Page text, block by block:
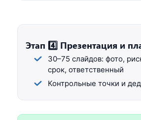
Этап 4️⃣ Презентация и
30–75 слайдов: фото,
срок, ответственный
Контрольные точки и